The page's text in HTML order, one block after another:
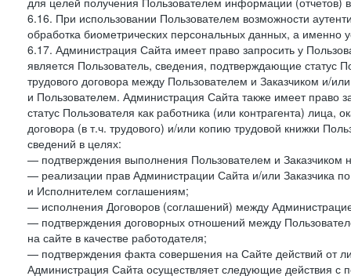
6.16. При использовании Пользователем возможности
обработка биометрических персональных данных, а именно
6.17. Администрация Сайта имеет право запросить у
является Пользователь, сведения, подтверждающие статус
трудового договора между Пользователем и Заказчиком и/
и Пользователем. Администрация Сайта также имеет право
статус Пользователя как работника (или контрагента)
договора (в т.ч. трудового) и/или копию трудовой книжки
сведений в целях:
— подтверждения выполнения Пользователем и Заказчиком
— реализации прав Администрации Сайта и/или Заказчика
и Исполнителем соглашениям;
— исполнения Договоров (соглашений) между
— подтверждения договорных отношений между
на сайте в качестве работодателя;
— подтверждения факта совершения на Сайте действий от
Администрация Сайта осуществляет следующие действия с